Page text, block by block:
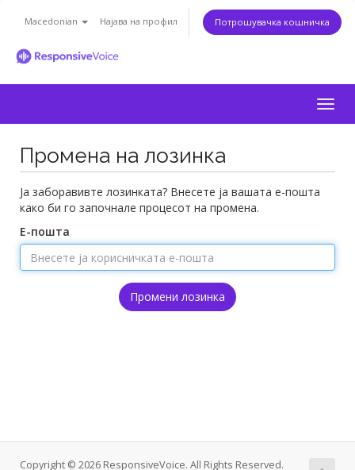
Macedonian Најава на профил Потрошувачка кошничка
Промена на лозинка
Ја заборавивте лозинката? Внесете ја вашата е-пошта
како би го започнале процесот на промена.
Е-пошта
Промени лозинка
Copyright © 2026 ResponsiveVoice. All Rights Reserved.